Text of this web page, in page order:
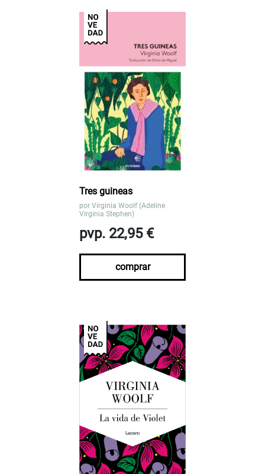
Tres guineas
por Virginia Woolf (Adeline
Virginia Stephen)
pvp. 22,95 €
comprar